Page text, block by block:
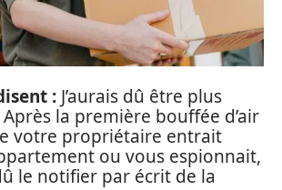
: J’aurais dû être plus
la première bouffée d’air
votre propriétaire entrait
ou vous espionnait,
le notifier par écrit de la